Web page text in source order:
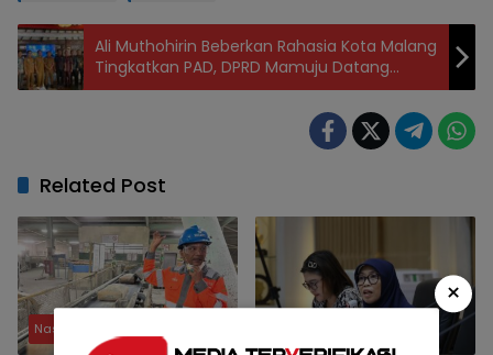
Ali Muthohirin Beberkan Rahasia Kota Malang
Tingkatkan PAD, DPRD Mamuju Datang
Belajar
Related Post
Nasional
×